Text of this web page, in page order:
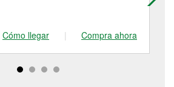
Cómo llegar | Compra ahora